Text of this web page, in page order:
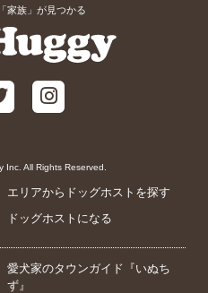
家族」が見つかる
All Rights Reserved.
エリアからドッグホストを探す
ドッグホストになる
愛犬家のタウンガイド『いぬち
ず』